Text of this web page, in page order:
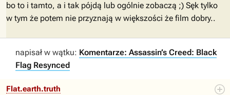
bo to i tamto, a i tak pójdą lub ogólnie zobaczą ;) Sęk tylko
w tym że potem nie przyznają w większości że film dobry..
napisał w wątku: Komentarze: Assassin’s Creed: Black
Flag Resynced
Flat.earth.truth